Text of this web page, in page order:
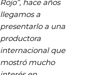
Rojo”, hace años
llegamos a
presentarlo a una
productora
internacional que
mostró mucho